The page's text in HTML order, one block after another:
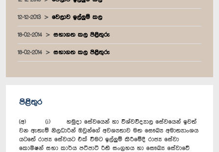
12-12-2013 වෙලාව ඉල්ලුම් කල
18-02-2014 සභාගත කල පිළිතුරු
18-02-2014 සභාගත කල පිළිතුරු
පිළිතුර
(අ) (i) හමුදා සේවයෙන් හා විශ්වවිද්‍යාල සේවයෙන් ඉවත්
වන ඇතැම් නිලධාරින් ඔවුන්ගේ අවශ්‍යතාව මත සෞඛ්‍ය අමාත්‍යාංශය
යටතේ රාජ්‍ය සේවයට එක් වීමට ඉල්ලුම් කිරීමේදී රාජ්‍ය සේවා
කොමිෂන් සභා කාර්ය පටිපාටි රීති සංග්‍රහය හා සෞඛ්‍ය සේවාවේ